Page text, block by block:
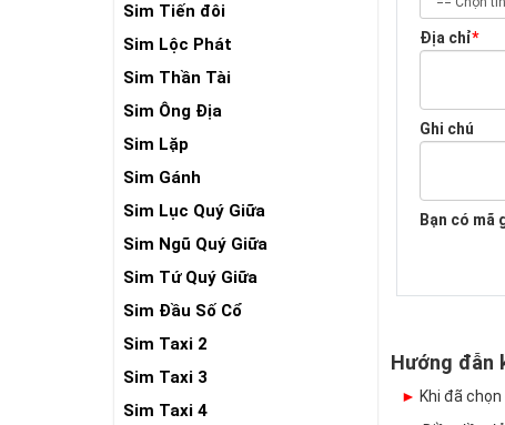
Sim Tiến đôi
Sim Lộc Phát
Sim Thần Tài
Sim Ông Địa
Sim Lặp
Sim Gánh
Sim Lục Quý Giữa
Sim Ngũ Quý Giữa
Sim Tứ Quý Giữa
Sim Đầu Số Cổ
Sim Taxi 2
Sim Taxi 3
Sim Taxi 4
Địa chỉ*
Ghi chú
Bạn có mã
Hướng đẫn
► Khi đã